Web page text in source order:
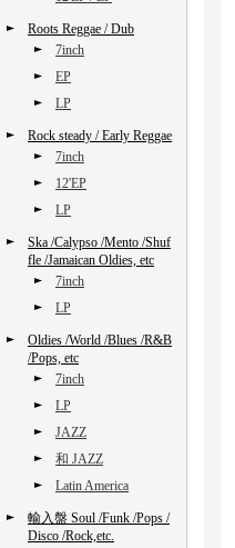
Roots Reggae / Dub
7inch
EP
LP
Rock steady / Early Reggae
7inch
12'EP
LP
Ska /Calypso /Mento /Shuf
fle /Jamaican Oldies, etc
7inch
LP
Oldies /World /Blues /R&B
/Pops, etc
7inch
LP
JAZZ
和 JAZZ
Latin America
輸入盤 Soul /Funk /Pops /
Disco /Rock,etc.